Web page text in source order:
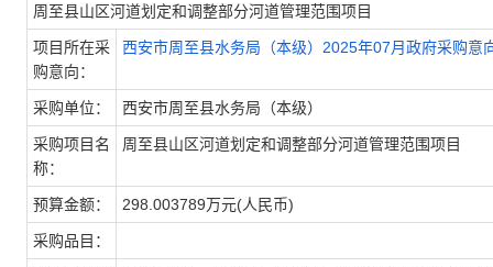
周至县山区河道划定和调整部分河道管理范围项目
项目所在采
购意向：
西安市周至县水务局（本级）2025年07月政府采购意
采购单位： 西安市周至县水务局（本级）
采购项目名
称：
周至县山区河道划定和调整部分河道管理范围项目
预算金额： 298.003789万元(人民币)
采购品目：